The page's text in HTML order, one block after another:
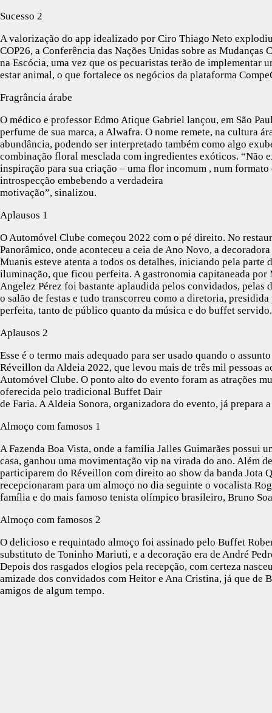
Sucesso 2
A valorização do app idealizado por Ciro Thiago Neto
COP26, a Conferência das Nações Unidas sobre as Mudanças
na Escócia, uma vez que os pecuaristas terão de implementar
estar animal, o que fortalece os negócios da plataforma
Fragrância árabe
O médico e professor Edmo Atique Gabriel lançou, em São
perfume de sua marca, a Alwafra. O nome remete, na cultura
abundância, podendo ser interpretado também como algo
combinação floral mesclada com ingredientes exóticos. “Não
inspiração para sua criação – uma flor incomum , num formato
introspecção embebendo a verdadeira
motivação”, sinalizou.
Aplausos 1
O Automóvel Clube começou 2022 com o pé direito. No
Panorâmico, onde aconteceu a ceia de Ano Novo, a
Muanis esteve atenta a todos os detalhes, iniciando pela parte
iluminação, que ficou perfeita. A gastronomia capitaneada por
Angelez Pérez foi bastante aplaudida pelos convidados,
o salão de festas e tudo transcorreu como a diretoria,
perfeita, tanto de público quanto da música e do buffet servido.
Aplausos 2
Esse é o termo mais adequado para ser usado quando o
Réveillon da Aldeia 2022, que levou mais de três mil pessoas
Automóvel Clube. O ponto alto do evento foram as atrações
oferecida pelo tradicional Buffet Dair
de Faria. A Aldeia Sonora, organizadora do evento, já prepara
Almoço com famosos 1
A Fazenda Boa Vista, onde a família Jalles Guimarães possui
casa, ganhou uma movimentação vip na virada do ano. Além de
participarem do Réveillon com direito ao show da banda Jota
recepcionaram para um almoço no dia seguinte o vocalista
família e do mais famoso tenista olímpico brasileiro, Bruno
Almoço com famosos 2
O delicioso e requintado almoço foi assinado pelo Buffet
substituto de Toninho Mariuti, e a decoração era de André
Depois dos rasgados elogios pela recepção, com certeza
amizade dos convidados com Heitor e Ana Cristina, já que de
amigos de algum tempo.